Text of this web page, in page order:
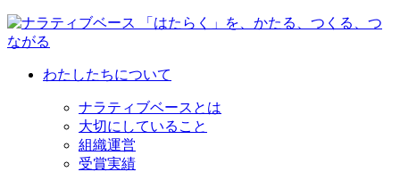
わたしたちについて
ナラティブベースとは
大切にしていること
組織運営
受賞実績